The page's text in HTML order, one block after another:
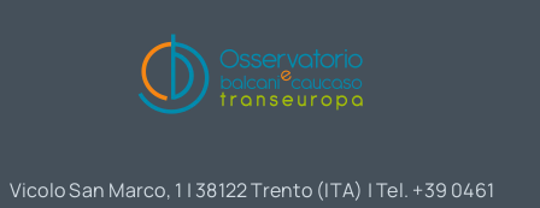
Vicolo San Marco, 1 | 38122 Trento (ITA) | Tel. +39 0461